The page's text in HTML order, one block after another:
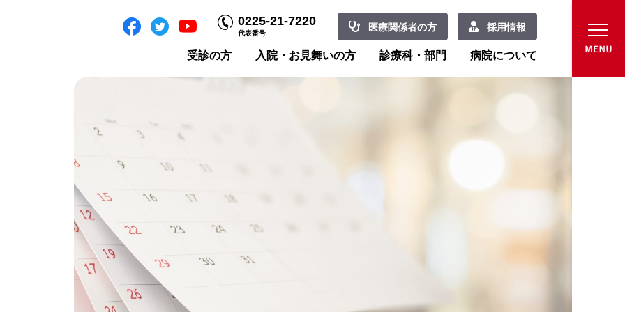
0225-21-7220
代表番号
医療関係者の方 採用情報
受診の方 入院・お見舞いの方 診療科・部門 病院について